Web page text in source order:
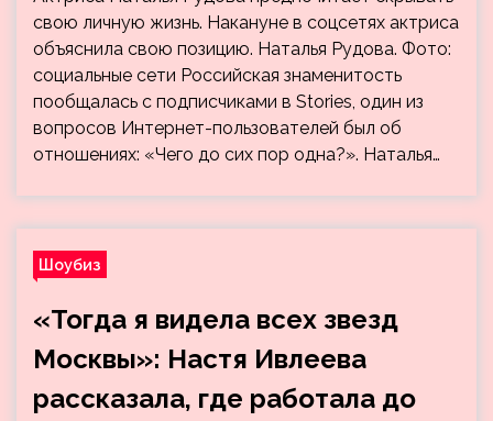
свою личную жизнь. Накануне в соцсетях актриса
объяснила свою позицию. Наталья Рудова. Фото:
социальные сети Российская знаменитость
пообщалась с подписчиками в Stories, один из
вопросов Интернет-пользователей был об
отношениях: «Чего до сих пор одна?». Наталья…
Шоубиз
«Тогда я видела всех звезд
Москвы»: Настя Ивлеева
рассказала, где работала до